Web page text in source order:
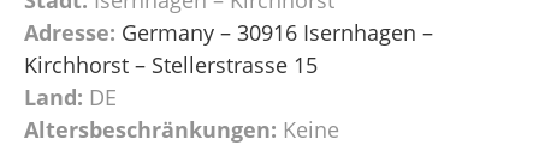
Adresse: Germany – 30916 Isernhagen –
Kirchhorst – Stellerstrasse 15
Land: DE
Altersbeschränkungen: Keine